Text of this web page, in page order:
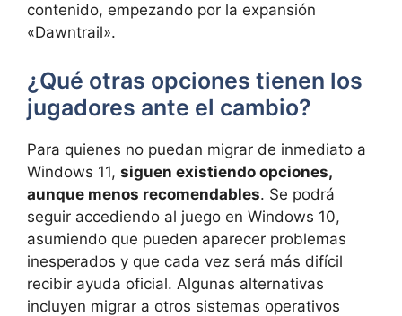
contenido, empezando por la expansión
«Dawntrail».
¿Qué otras opciones tienen los
jugadores ante el cambio?
Para quienes no puedan migrar de inmediato a
Windows 11, siguen existiendo opciones,
aunque menos recomendables. Se podrá
seguir accediendo al juego en Windows 10,
asumiendo que pueden aparecer problemas
inesperados y que cada vez será más difícil
recibir ayuda oficial. Algunas alternativas
incluyen migrar a otros sistemas operativos